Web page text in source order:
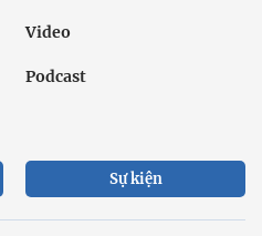
Video
Podcast
Sự kiện